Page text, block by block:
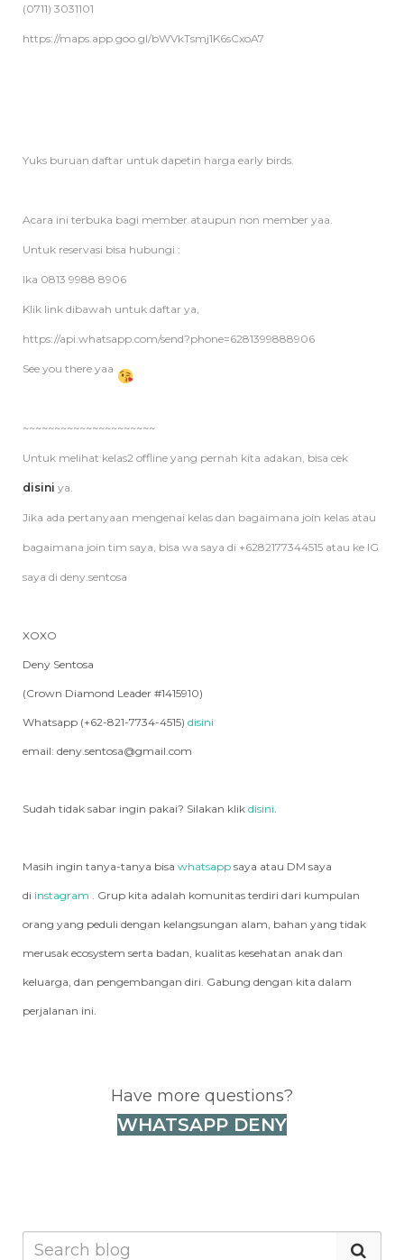
(0711) 3031101
https://maps.app.goo.gl/bWVkTsmj1K6sCxoA7
Yuks buruan daftar untuk dapetin harga early birds.
Acara ini terbuka bagi member ataupun non member yaa.
Untuk reservasi bisa hubungi :
Ika 0813 9988 8906
Klik link dibawah untuk daftar ya,
https://api.whatsapp.com/send?phone=6281399888906
See you there yaa
~~~~~~~~~~~~~~~~~~~~~
Untuk melihat kelas2 offline yang pernah kita adakan, bisa cek
disini ya.
Jika ada pertanyaan mengenai kelas dan bagaimana join kelas atau
bagaimana join tim saya, bisa wa saya di +6282177344515 atau ke IG
saya di deny.sentosa
XOXO
Deny Sentosa
(Crown Diamond Leader #1415910)
Whatsapp (+62-821-7734-4515) disini
email: deny.sentosa@gmail.com
Sudah tidak sabar ingin pakai? Silakan klik disini
Masih ingin tanya-tanya bisa whatsapp saya atau DM saya
di instagram . Grup kita adalah komunitas terdiri dari kumpulan
orang yang peduli dengan kelangsungan alam, bahan yang tidak
merusak ecosystem serta badan, kualitas kesehatan anak dan
keluarga, dan pengembangan diri. Gabung dengan kita dalam
perjalanan ini.
Have more questions?
WHATSAPP DENY